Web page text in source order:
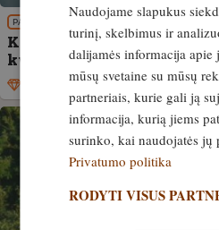
PATIRTIS
Kas išbaido medžiojamus
kvapas, garsai ir judesiai
Išskirtinis 7. gegužė, 2025
Naudojame slapukus
turinį, skelbimus ir
dalijamės informacija apie
mūsų svetaine su mūsų
partneriais, kurie gali ją
informacija, kurią jiems
surinko, kai naudojatės jų
Privatumo politika
RODYTI VISUS